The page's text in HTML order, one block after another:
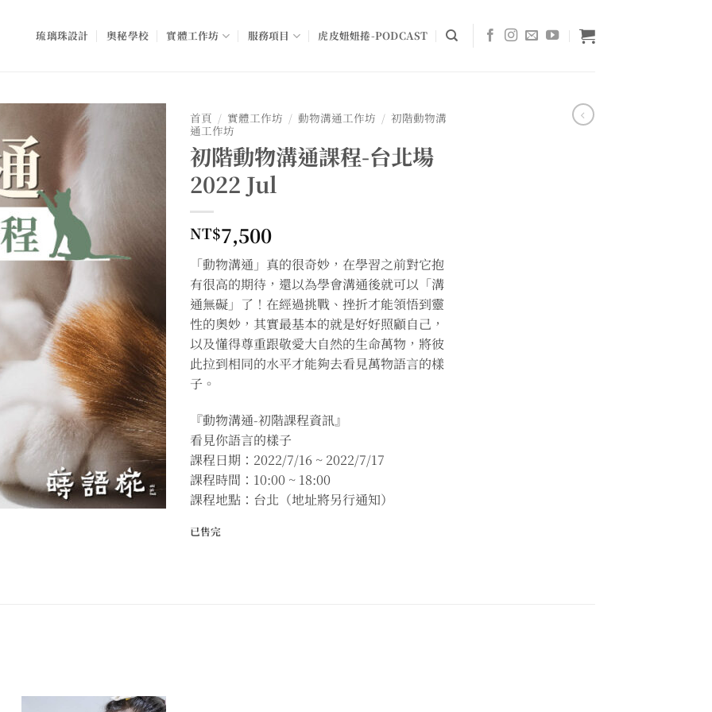
琉璃珠設計 奧秘學校 實體工作坊 服務項目 虎皮妞妞捲-PODCAST
首頁 / 實體工作坊 / 動物溝通工作坊 / 初階動物溝
通工作坊
初階動物溝通課程-台北場
2022 Jul
NT$7,500
「動物溝通」真的很奇妙，在學習之前對它抱
有很高的期待，還以為學會溝通後就可以「溝
通無礙」了！在經過挑戰、挫折才能領悟到靈
性的奧妙，其實最基本的就是好好照顧自己，
以及懂得尊重跟敬愛大自然的生命萬物，將彼
此拉到相同的水平才能夠去看見萬物語言的樣
子。
『動物溝通-初階課程資訊』
看見你語言的樣子
課程日期：2022/7/16 ~ 2022/7/17
課程時間：10:00 ~ 18:00
課程地點：台北（地址將另行通知）
已售完